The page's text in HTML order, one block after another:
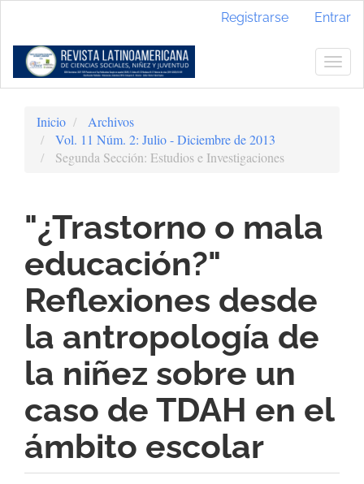
Contenido
principal
Barra
Registrarse Entrar
Inicio
Archivos
Vol. 11 Núm. 2: Julio - Diciembre de 2013
Segunda Sección: Estudios e Investigaciones
"¿Trastorno o mala
educación?"
Reflexiones desde
la antropología de
la niñez sobre un
caso de TDAH en el
ámbito escolar